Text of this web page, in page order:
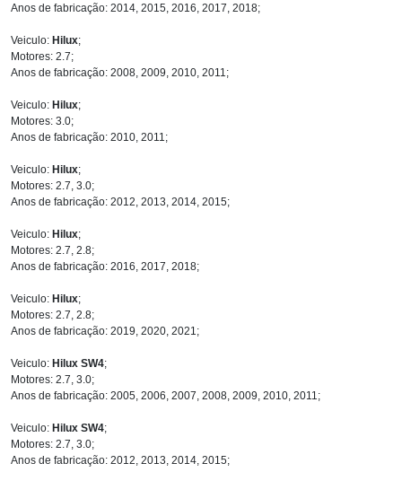
Anos de fabricação: 2014, 2015, 2016, 2017, 2018;
Veiculo: Hilux;
Motores: 2.7;
Anos de fabricação: 2008, 2009, 2010, 2011;
Veiculo: Hilux;
Motores: 3.0;
Anos de fabricação: 2010, 2011;
Veiculo: Hilux;
Motores: 2.7, 3.0;
Anos de fabricação: 2012, 2013, 2014, 2015;
Veiculo: Hilux;
Motores: 2.7, 2.8;
Anos de fabricação: 2016, 2017, 2018;
Veiculo: Hilux;
Motores: 2.7, 2.8;
Anos de fabricação: 2019, 2020, 2021;
Veiculo: Hilux SW4;
Motores: 2.7, 3.0;
Anos de fabricação: 2005, 2006, 2007, 2008, 2009, 2010, 2011;
Veiculo: Hilux SW4;
Motores: 2.7, 3.0;
Anos de fabricação: 2012, 2013, 2014, 2015;